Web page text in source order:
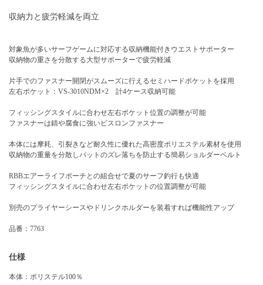
収納力と疲労軽減を両立
対象魚が多いサーフゲームに対応する収納機能付きウエストサポーター
収納物の重さを分散する大型サポーターで疲労軽減
片手でのファスナー開閉がスムーズに行えるセミハードポケットを採用
左右ポケット：VS-3010NDM×2 計4ケース収納可能
フィッシングスタイルに合わせ左右ポケット位置の調整が可能
ファスナーは錆や腐食に強いビスロンファスナー
本体には摩耗、引裂きなど耐久性に優れた高密度ポリエステル素材を使用
収納物の重量を分散しパットのズレ落ちを防止する簡易ショルダーベルト
RBBエアーライフポーチとの組合せで夏のサーフ釣行も快適
フィッシングスタイルに合わせ左右ポケットの位置調整が可能
別売のプライヤーシースやドリンクホルダーを装着すれば機能性アップ
品番：7763
仕様
本体：ポリステル100％